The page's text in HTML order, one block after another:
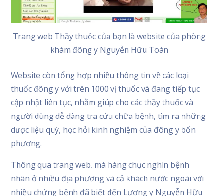
Trang web Thầy thuốc của bạn là website của phòng
khám đông y Nguyễn Hữu Toàn
Website còn tổng hợp nhiều thông tin về các loại
thuốc đông y với trên 1000 vị thuốc và đang tiếp tục
cập nhật liên tục, nhằm giúp cho các thầy thuốc và
người dùng dễ dàng tra cứu chữa bệnh, tìm ra những
dược liệu quý, học hỏi kinh nghiệm của đông y bốn
phương.
Thông qua trang web, mà hàng chục nghìn bệnh
nhân ở nhiều địa phương và cả khách nước ngoài với
nhiều chứng bệnh đã biết đến Lương y Nguyễn Hữu